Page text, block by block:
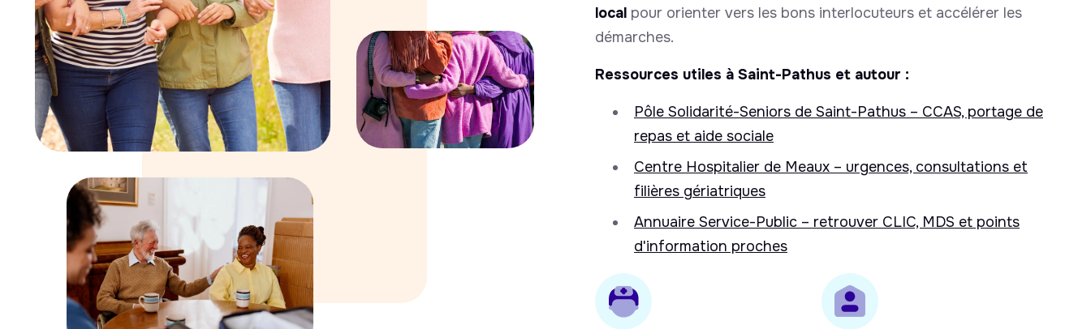
local pour orienter vers les bons interlocuteurs et accélérer les
démarches.
Ressources utiles à Saint-Pathus et autour :
Pôle Solidarité-Seniors de Saint-Pathus – CCAS, portage de
repas et aide sociale
Centre Hospitalier de Meaux – urgences, consultations et
filières gériatriques
Annuaire Service-Public – retrouver CLIC, MDS et points
d'information proches